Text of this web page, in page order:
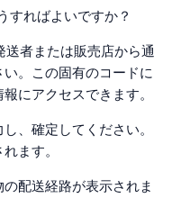
すればよいですか？
送者または販売店から通
。この固有のコードに
にアクセスできます。
、確定してください。
ます。
配送経路が表示されま